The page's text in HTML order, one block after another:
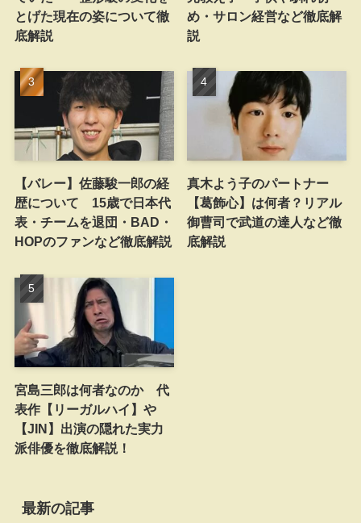
とげた現在の姿について徹
底解説
め・サロン経営など徹底解
説
【バレー】佐藤駿一郎の経
歴について 15歳で日本代
表・チームを退団・BAD・
HOPのファンなど徹底解説
真木よう子のパートナー
【葛飾心】は何者？リアル
御曹司で武道の達人など徹
底解説
宮島三郎は何者なのか 代
表作【リーガルハイ】や
【JIN】出演の隠れた実力
派俳優を徹底解説！
最新の記事